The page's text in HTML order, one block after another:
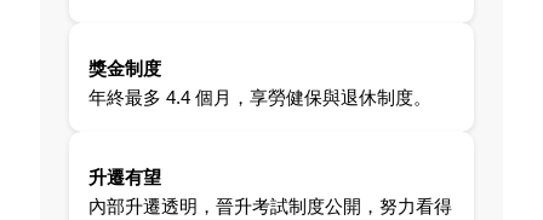
獎金制度
年終最多 4.4 個月，享勞健保與退休制度。
升遷有望
內部升遷透明，晉升考試制度公開，努力看得